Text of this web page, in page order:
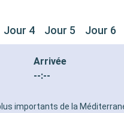
Jour 4 Jour 5 Jour 6
Arrivée
--:--
importants de la